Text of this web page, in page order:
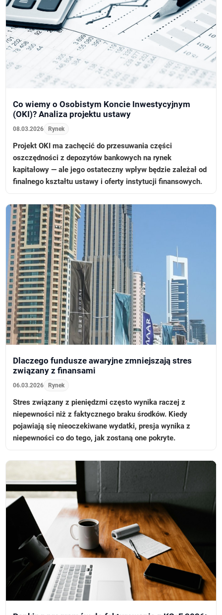
Co wiemy o Osobistym Koncie Inwestycyjnym
(OKI)? Analiza projektu ustawy
08.03.2026 Rynek
Projekt OKI ma zachęcić do przesuwania części
oszczędności z depozytów bankowych na rynek
kapitałowy — ale jego ostateczny wpływ będzie zależał od
finalnego kształtu ustawy i oferty instytucji finansowych.
Dlaczego fundusze awaryjne zmniejszają stres
związany z finansami
06.03.2026 Rynek
Stres związany z pieniędzmi często wynika raczej z
niepewności niż z faktycznego braku środków. Kiedy
pojawiają się nieoczekiwane wydatki, presja wynika z
niepewności co do tego, jak zostaną one pokryte.